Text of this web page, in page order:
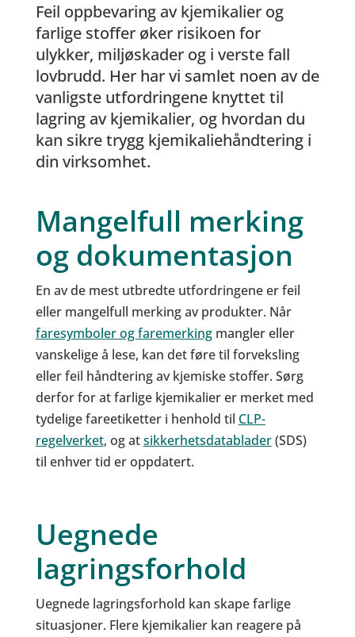
Feil oppbevaring av kjemikalier og
farlige stoffer øker risikoen for
ulykker, miljøskader og i verste fall
lovbrudd. Her har vi samlet noen av de
vanligste utfordringene knyttet til
lagring av kjemikalier, og hvordan du
kan sikre trygg kjemikaliehåndtering i
din virksomhet.
Mangelfull merking
og dokumentasjon
En av de mest utbredte utfordringene er feil
eller mangelfull merking av produkter. Når
faresymboler og faremerkingmangler eller
vanskelige å lese, kan det føre til forveksling
eller feil håndtering av kjemiske stoffer. Sørg
derfor for at farlige kjemikalier er merket med
tydelige fareetiketter i henhold til CLP-
regelverket, og atsikkerhetsdatablader(SDS)
til enhver tid er oppdatert.
Uegnede
lagringsforhold
Uegnede lagringsforhold kan skape farlige
situasjoner. Flere kjemikalier kan reagere på